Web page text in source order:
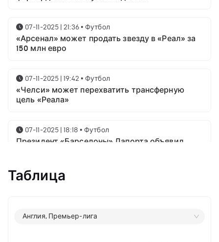
07-11-2025 | 21:36 • Футбол
«Арсенал» может продать звезду в «Реал» за
150 млн евро
07-11-2025 | 19:42 • Футбол
«Челси» может перехватить трансферную
цель «Реала»
07-11-2025 | 18:18 • Футбол
Президент «Барселоны» Лапорта объявил
07-11-2025 | 16:23
ФИФА
Таблица
Англия, Премьер-лига